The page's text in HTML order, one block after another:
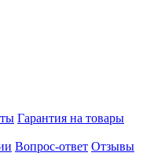
Гарантия на товары
Вопрос-ответ Отзывы